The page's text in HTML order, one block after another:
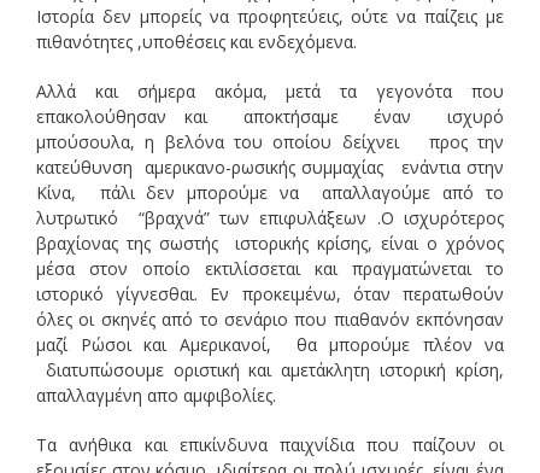
Ιστορία δεν μπορείς να προφητεύεις, ούτε να παίζεις με
πιθανότητες ,υποθέσεις και ενδεχόμενα.
Αλλά και σήμερα ακόμα, μετά τα γεγονότα που
επακολούθησαν και αποκτήσαμε έναν ισχυρό
μπούσουλα, η βελόνα του οποίου δείχνει προς την
κατεύθυνση αμερικανο-ρωσικής συμμαχίας ενάντια στην
Κίνα, πάλι δεν μπορούμε να απαλλαγούμε από το
λυτρωτικό “βραχνά” των επιφυλάξεων .Ο ισχυρότερος
βραχίονας της σωστής ιστορικής κρίσης, είναι ο χρόνος
μέσα στον οποίο εκτιλίσσεται και πραγματώνεται το
ιστορικό γίγνεσθαι. Εν προκειμένω, όταν περατωθούν
όλες οι σκηνές από το σενάριο που πιαθανόν εκπόνησαν
μαζί Ρώσοι και Αμερικανοί, θα μπορούμε πλέον να
διατυπώσουμε οριστική και αμετάκλητη ιστορική κρίση,
απαλλαγμένη απο αμφιβολίες.
Τα ανήθικα και επικίνδυνα παιχνίδια που παίζουν οι